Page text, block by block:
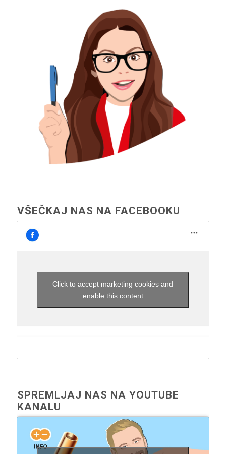
VŠEČKAJ NAS NA FACEBOOKU
Click to accept marketing cookies and
enable this content
SPREMLJAJ NAS NA YOUTUBE
KANALU